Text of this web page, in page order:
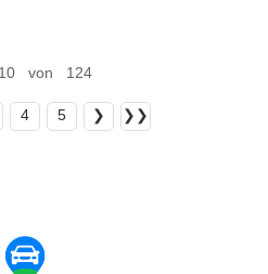
von 124
4 5 ❯ ❯❯